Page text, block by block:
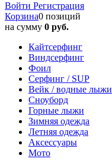
Войти Регистрация
Корзина0 позиций
на сумму 0 руб.
Кайтсерфинг
Виндсерфинг
Фоил
Серфинг / SUP
Вейк / водные лыжи
Сноуборд
Горные лыжи
Зимняя одежда
Летняя одежда
Аксессуары
Мото